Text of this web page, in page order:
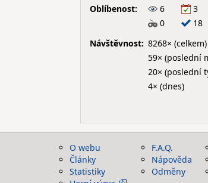
Oblíbenost:
6
3
0
18
Návštěvnost: 8268× (celkem)
59× (poslední
20× (poslední
4× (dnes)
O webu
Články
Statistiky
F.A.Q.
Nápověda
Odměny